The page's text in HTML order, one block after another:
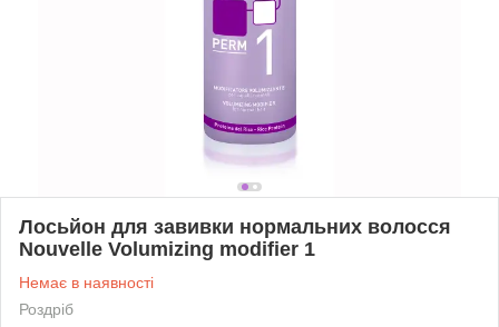
Лосьйон для завивки нормальних волосся
Nouvelle Volumizing modifier 1
Немає в наявності
Роздріб